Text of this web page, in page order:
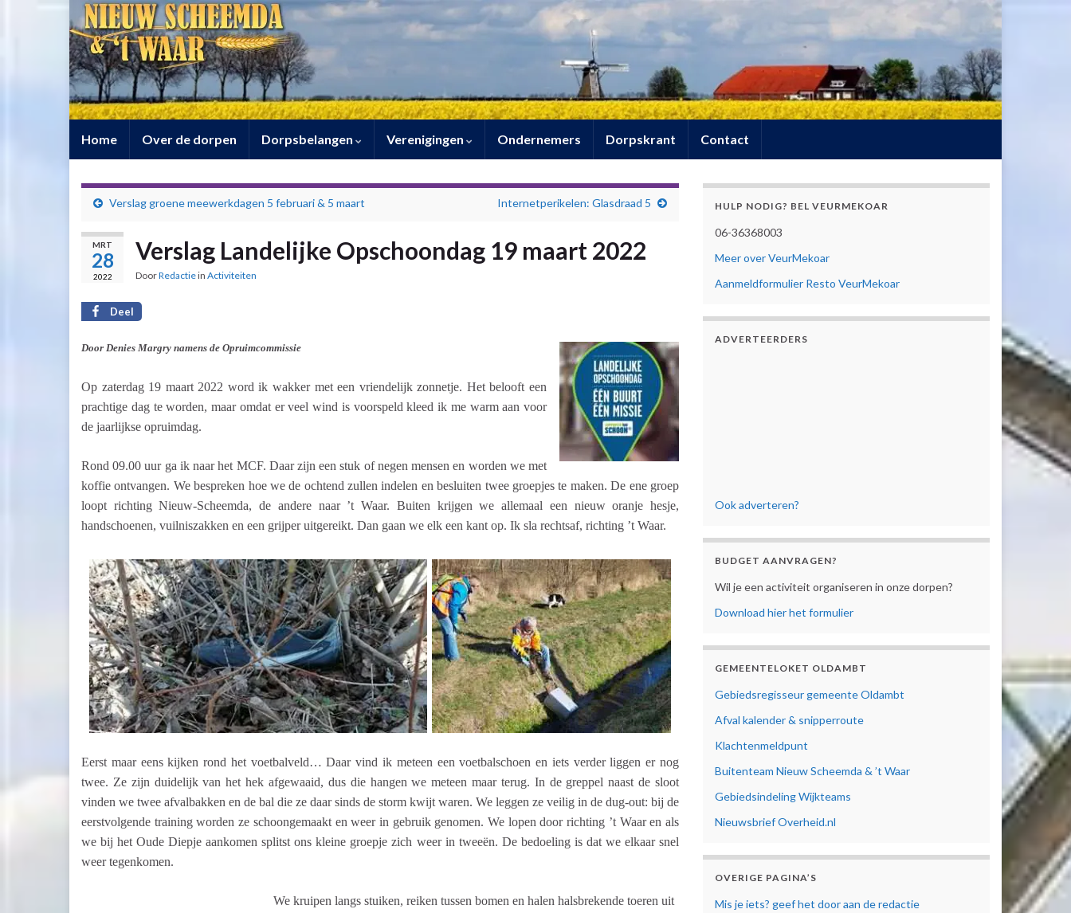
Home Over de dorpen Dorpsbelangen Verenigingen Ondernemers Dorpskrant Contact
Verslag groene meewerkdagen 5 februari & 5 maart Internetperikelen: Glasdraad 5
MRT
28
2022
Verslag Landelijke Opschoondag 19 maart 2022
DoorRedactiein Activiteiten
Deel
Door Denies Margry namens de Opruimcommissie
Op zaterdag 19 maart 2022 word ik wakker met een vriendelijk zonnetje. Het belooft een
prachtige dag te worden, maar omdat er veel wind is voorspeld kleed ik me warm aan voor
de jaarlijkse opruimdag.
Rond 09.00 uur ga ik naar het MCF. Daar zijn een stuk of negen mensen en worden we met
koffie ontvangen. We bespreken hoe we de ochtend zullen indelen en besluiten twee groepjes te maken. De ene groep
loopt richting Nieuw-Scheemda, de andere naar ’t Waar. Buiten krijgen we allemaal een nieuw oranje hesje,
handschoenen, vuilniszakken en een grijper uitgereikt. Dan gaan we elk een kant op. Ik sla rechtsaf, richting ’t Waar.
Eerst maar eens kijken rond het voetbalveld… Daar vind ik meteen een voetbalschoen en iets verder liggen er nog
twee. Ze zijn duidelijk van het hek afgewaaid, dus die hangen we meteen maar terug. In de greppel naast de sloot
vinden we twee afvalbakken en de bal die ze daar sinds de storm kwijt waren. We leggen ze veilig in de dug-out: bij de
eerstvolgende training worden ze schoongemaakt en weer in gebruik genomen. We lopen door richting ’t Waar en als
we bij het Oude Diepje aankomen splitst ons kleine groepje zich weer in tweeën. De bedoeling is dat we elkaar snel
weer tegenkomen.
We kruipen langs stuiken, reiken tussen bomen en halen halsbrekende toeren uit
HULP NODIG? BEL VEURMEKOAR
06-36368003
Meer over VeurMekoar
Aanmeldformulier Resto VeurMekoar
ADVERTEERDERS
Ook adverteren?
BUDGET AANVRAGEN?
Wil je een activiteit organiseren in onze dorpen?
Download hier het formulier
GEMEENTELOKET OLDAMBT
Gebiedsregisseur gemeente Oldambt
Afval kalender & snipperroute
Klachtenmeldpunt
Buitenteam Nieuw Scheemda & ’t Waar
Gebiedsindeling Wijkteams
Nieuwsbrief Overheid.nl
OVERIGE PAGINA’S
Mis je iets? geef het door aan de redactie